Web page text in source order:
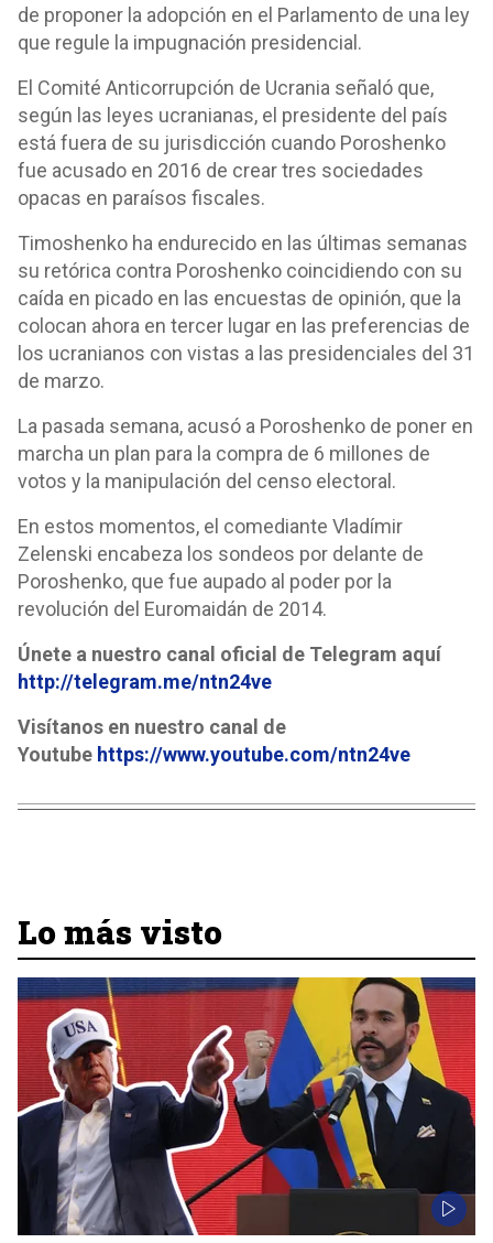
de proponer la adopción en el Parlamento de una ley
que regule la impugnación presidencial.
El Comité Anticorrupción de Ucrania señaló que,
según las leyes ucranianas, el presidente del país
está fuera de su jurisdicción cuando Poroshenko
fue acusado en 2016 de crear tres sociedades
opacas en paraísos fiscales.
Timoshenko ha endurecido en las últimas semanas
su retórica contra Poroshenko coincidiendo con su
caída en picado en las encuestas de opinión, que la
colocan ahora en tercer lugar en las preferencias de
los ucranianos con vistas a las presidenciales del 31
de marzo.
La pasada semana, acusó a Poroshenko de poner en
marcha un plan para la compra de 6 millones de
votos y la manipulación del censo electoral.
En estos momentos, el comediante Vladímir
Zelenski encabeza los sondeos por delante de
Poroshenko, que fue aupado al poder por la
revolución del Euromaidán de 2014.
Únete a nuestro canal oficial de Telegram aquí
http://telegram.me/ntn24ve
Visítanos en nuestro canal de
Youtube https://www.youtube.com/ntn24ve
Lo más visto